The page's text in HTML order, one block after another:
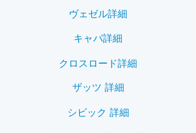
ヴェゼル詳細
キャパ詳細
クロスロード詳細
ザッツ 詳細
シビック 詳細